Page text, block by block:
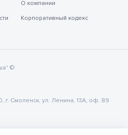
О компании
Корпоративный кодекс
©
г. Смоленск, ул. Ленина, 13А, оф. 89